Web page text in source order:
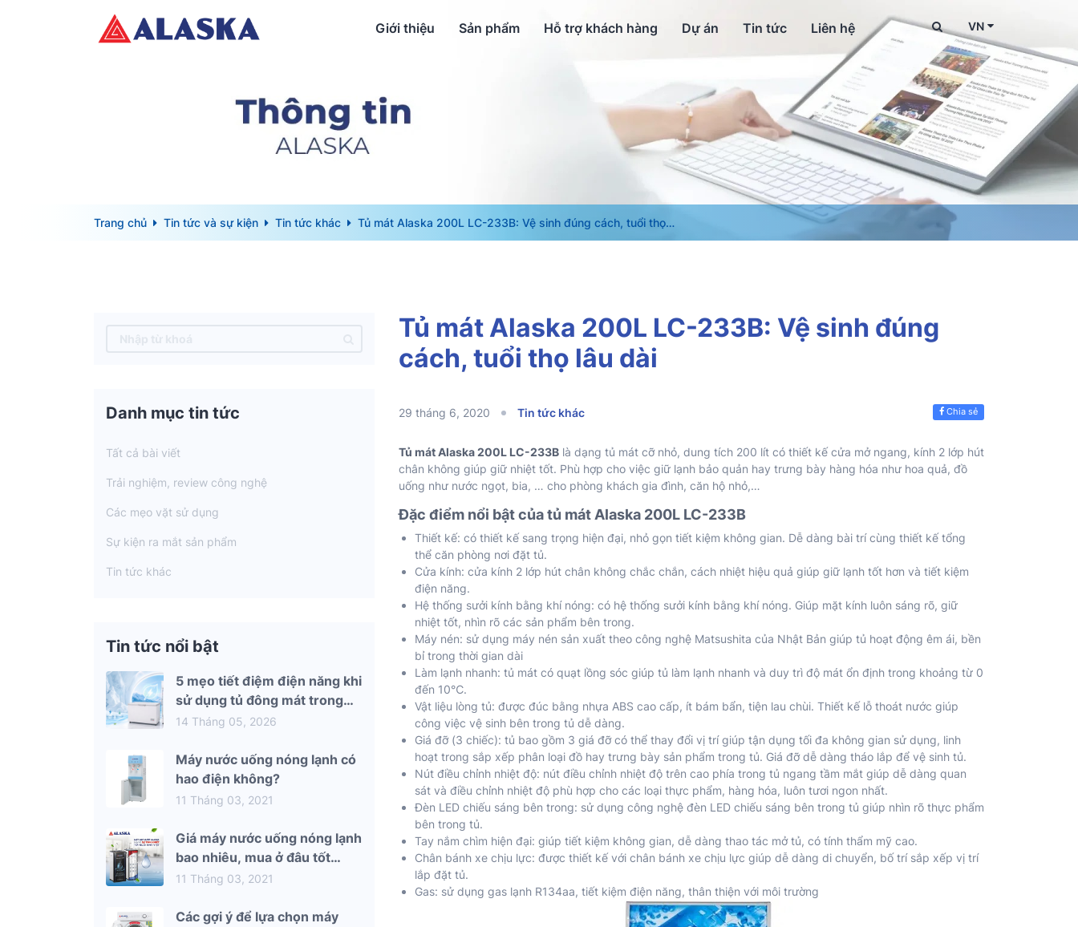
Giới thiệu Sản phẩm Hỗ trợ khách hàng Dự án Tin tức Liên hệ VN
Trang chủ Tin tức và sự kiện Tin tức khác
Tủ mát Alaska 200L LC-233B: Vệ sinh đúng cách, tuổi thọ
lâu dài
Danh mục tin tức
Tất cả bài viết
Trải nghiệm, review công nghệ
Các mẹo vặt sử dụng
Sự kiện ra mắt sản phẩm
Tin tức khác
Tin tức nổi bật
5 mẹo tiết điệm điện năng khi
sử dụng tủ đông mát trong
mùa hè 2026
14 Tháng 05, 2026
Máy nước uống nóng lạnh có
hao điện không?
11 Tháng 03, 2021
Giá máy nước uống nóng lạnh
bao nhiêu, mua ở đâu tốt
nhất?
11 Tháng 03, 2021
Các gợi ý để lựa chọn máy
Tủ mát Alaska 200L LC-233B: Vệ sinh đúng
cách, tuổi thọ lâu dài
29 tháng 6, 2020 Tin tức khác Chia sẻ
Tủ mát Alaska 200L LC-233B là dạng tủ mát cỡ nhỏ, dung tích 200 lít có thiết kế cửa mở ngang, kính 2 lớp hút
chân không giúp giữ nhiệt tốt. Phù hợp cho việc giữ lạnh bảo quản hay trưng bày hàng hóa như hoa quả, đồ
uống như nước ngọt, bia, … cho phòng khách gia đình, căn hộ nhỏ,…
Đặc điểm nổi bật của tủ mát Alaska 200L LC-233B
Thiết kế: có thiết kế sang trọng hiện đại, nhỏ gọn tiết kiệm không gian. Dễ dàng bài trí cùng thiết kế tổng
thể căn phòng nơi đặt tủ.
Cửa kính: cửa kính 2 lớp hút chân không chắc chắn, cách nhiệt hiệu quả giúp giữ lạnh tốt hơn và tiết kiệm
điện năng.
Hệ thống sưởi kính bằng khí nóng: có hệ thống sưởi kính bằng khí nóng. Giúp mặt kính luôn sáng rõ, giữ
nhiệt tốt, nhìn rõ các sản phẩm bên trong.
Máy nén: sử dụng máy nén sản xuất theo công nghệ Matsushita của Nhật Bản giúp tủ hoạt động êm ái, bền
bỉ trong thời gian dài
Làm lạnh nhanh: tủ mát có quạt lồng sóc giúp tủ làm lạnh nhanh và duy trì độ mát ổn định trong khoảng từ 0
đến 10℃.
Vật liệu lòng tủ: được đúc bằng nhựa ABS cao cấp, ít bám bẩn, tiện lau chùi. Thiết kế lỗ thoát nước giúp
công việc vệ sinh bên trong tủ dễ dàng.
Giá đỡ (3 chiếc): tủ bao gồm 3 giá đỡ có thể thay đổi vị trí giúp tận dụng tối đa không gian sử dụng, linh
hoạt trong sắp xếp phân loại đồ hay trưng bày sản phẩm trong tủ. Giá đỡ dễ dàng tháo lắp để vệ sinh tủ.
Nút điều chỉnh nhiệt độ: nút điều chỉnh nhiệt độ trên cao phía trong tủ ngang tầm mắt giúp dễ dàng quan
sát và điều chỉnh nhiệt độ phù hợp cho các loại thực phẩm, hàng hóa, luôn tươi ngon nhất.
Đèn LED chiếu sáng bên trong: sử dụng công nghệ đèn LED chiếu sáng bên trong tủ giúp nhìn rõ thực phẩm
bên trong tủ.
Tay nắm chìm hiện đại: giúp tiết kiệm không gian, dễ dàng thao tác mở tủ, có tính thẩm mỹ cao.
Chân bánh xe chịu lực: được thiết kế với chân bánh xe chịu lực giúp dễ dàng di chuyển, bố trí sắp xếp vị trí
lắp đặt tủ.
Gas: sử dụng gas lạnh R134aa, tiết kiệm điện năng, thân thiện với môi trường